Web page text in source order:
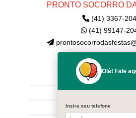
PRONTO SOCORRO
(41) 3367-
(41) 99147-
MENU
INÍCIO
EMPRESA
Olá! Fale
Insira seu telefone